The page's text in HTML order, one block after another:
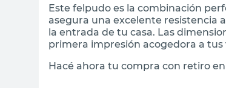
Este felpudo es la combinación
asegura una excelente resistencia
la entrada de tu casa. Las
primera impresión acogedora a tus
Hacé ahora tu compra con retiro